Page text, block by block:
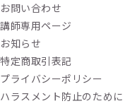
お問い合わせ
講師専用ページ
お知らせ
特定商取引表記
プライバシーポリシー
ハラスメント防止のために